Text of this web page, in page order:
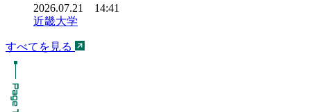
2026.07.21 14:41
近畿大学
すべてを見る